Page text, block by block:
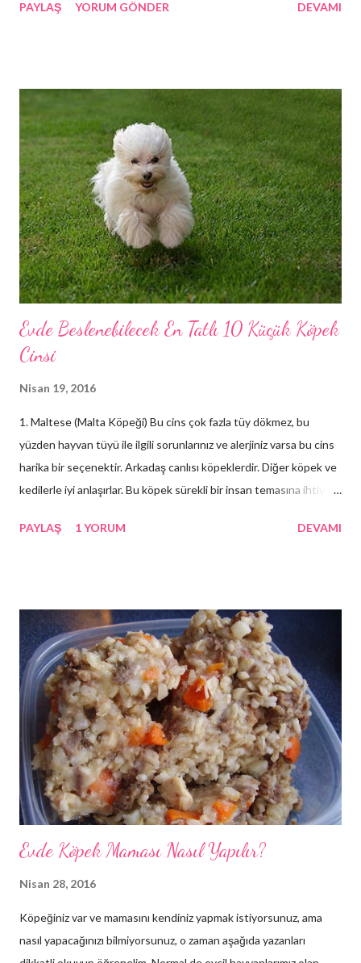
Güzel bir kesimi olan kulakların uçları dik ve sivridir. Gözler altın
PAYLAŞ YORUM GÖNDER DEVAMI
Evde Beslenebilecek En Tatlı 10 Küçük Köpek
Cinsi
Nisan 19, 2016
1. Maltese (Malta Köpeği) Bu cins çok fazla tüy dökmez, bu
yüzden hayvan tüyü ile ilgili sorunlarınız ve alerjiniz varsa bu cins
harika bir seçenektir. Arkadaş canlısı köpeklerdir. Diğer köpek ve
kedilerle iyi anlaşırlar. Bu köpek sürekli bir insan temasına ihtiyaç
bir seçim değildir. Bir Maltese’ i harika şeklini korumak için düzenli
bozukluklarına sebebiyet verebilir.
PAYLAŞ 1 YORUM DEVAMI
Evde Köpek Maması Nasıl Yapılır?
Nisan 28, 2016
Köpeğiniz var ve mamasını kendiniz yapmak istiyorsunuz, ama
nasıl yapacağınızı bilmiyorsunuz, o zaman aşağıda yazanları